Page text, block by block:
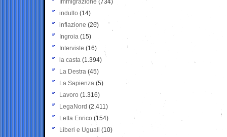
Immigrazione (734)
indulto (14)
inflazione (26)
Ingroia (15)
Interviste (16)
la casta (1.394)
La Destra (45)
La Sapienza (5)
Lavoro (1.316)
LegaNord (2.411)
Letta Enrico (154)
Liberi e Uguali (10)